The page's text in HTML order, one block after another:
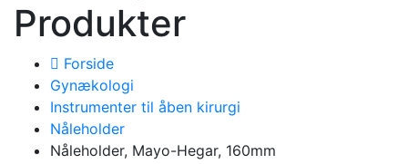
Produkter
Forside
Gynækologi
Instrumenter til åben kirurgi
Nåleholder
Nåleholder, Mayo-Hegar, 160mm